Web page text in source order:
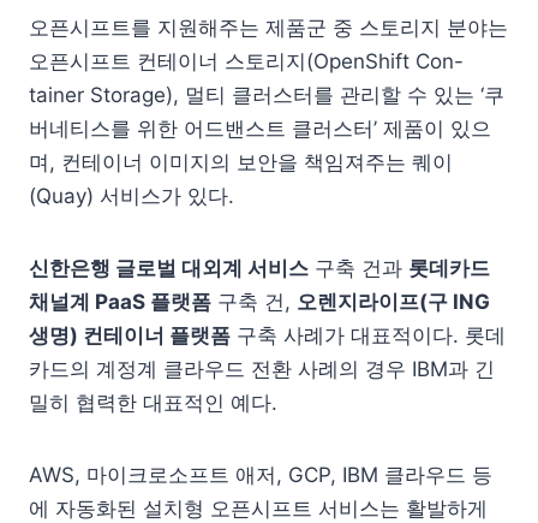
오픈시프트를 지원해주는 제품군 중 스토리지 분야는
오픈시프트 컨테이너 스토리지(OpenShift Con-
tainer Storage), 멀티 클러스터를 관리할 수 있는 ‘쿠
버네티스를 위한 어드밴스트 클러스터’ 제품이 있으
며, 컨테이너 이미지의 보안을 책임져주는 퀘이
(Quay) 서비스가 있다.
신한은행 글로벌 대외계 서비스 구축 건과 롯데카드
채널계 PaaS 플랫폼 구축 건, 오렌지라이프(구 ING
생명) 컨테이너 플랫폼 구축 사례가 대표적이다. 롯데
카드의 계정계 클라우드 전환 사례의 경우 IBM과 긴
밀히 협력한 대표적인 예다.
AWS, 마이크로소프트 애저, GCP, IBM 클라우드 등
에 자동화된 설치형 오픈시프트 서비스는 활발하게